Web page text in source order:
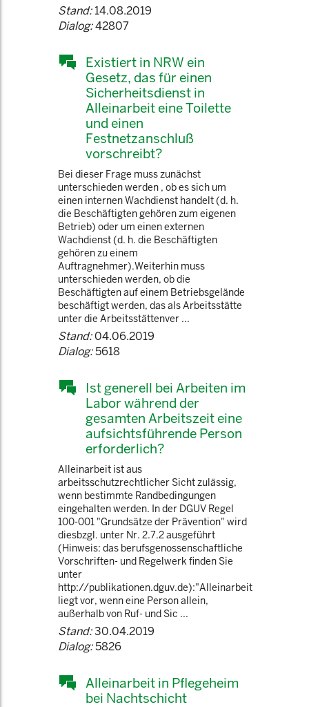
Stand:14.08.2019
Dialog:42807
Existiert in NRW ein
Gesetz, das für einen
Sicherheitsdienst in
Alleinarbeit eine Toilette
und einen
Festnetzanschluß
vorschreibt?
Bei dieser Frage muss zunächst
unterschieden werden , ob es sich um
einen internen Wachdienst handelt (d. h.
die Beschäftigten gehören zum eigenen
Betrieb) oder um einen externen
Wachdienst (d. h. die Beschäftigten
gehören zu einem
Auftragnehmer).Weiterhin muss
unterschieden werden, ob die
Beschäftigten auf einem Betriebsgelände
beschäftigt werden, das als Arbeitsstätte
unter die Arbeitsstättenver ...
Stand:04.06.2019
Dialog:5618
Ist generell bei Arbeiten im
Labor während der
gesamten Arbeitszeit eine
aufsichtsführende Person
erforderlich?
Alleinarbeit ist aus
arbeitsschutzrechtlicher Sicht zulässig,
wenn bestimmte Randbedingungen
eingehalten werden. In der DGUV Regel
100-001 "Grundsätze der Prävention" wird
diesbzgl. unter Nr. 2.7.2 ausgeführt
(Hinweis: das berufsgenossenschaftliche
Vorschriften- und Regelwerk finden Sie
unter
http://publikationen.dguv.de):"Alleinarbeit
liegt vor, wenn eine Person allein,
außerhalb von Ruf- und Sic ...
Stand:30.04.2019
Dialog:5826
Alleinarbeit in Pflegeheim
bei Nachtschicht